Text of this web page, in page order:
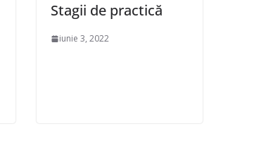
Stagii de practică
iunie 3, 2022